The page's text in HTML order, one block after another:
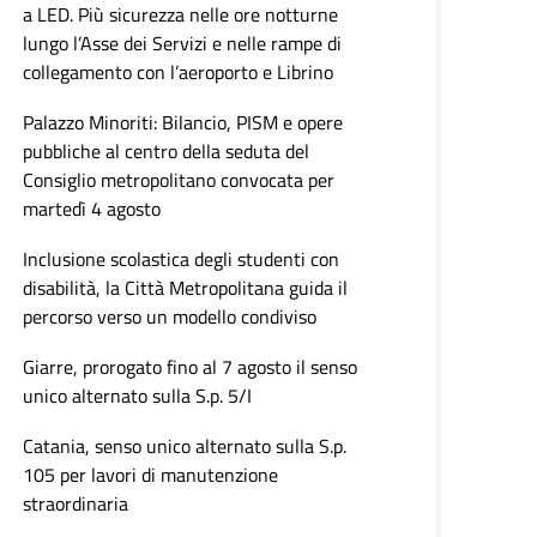
a LED. Più sicurezza nelle ore notturne
lungo l’Asse dei Servizi e nelle rampe di
collegamento con l’aeroporto e Librino
Palazzo Minoriti: Bilancio, PISM e opere
pubbliche al centro della seduta del
Consiglio metropolitano convocata per
martedì 4 agosto
Inclusione scolastica degli studenti con
disabilità, la Città Metropolitana guida il
percorso verso un modello condiviso
Giarre, prorogato fino al 7 agosto il senso
unico alternato sulla S.p. 5/I
Catania, senso unico alternato sulla S.p.
105 per lavori di manutenzione
straordinaria